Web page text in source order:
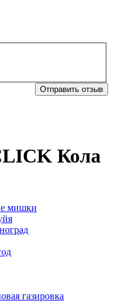
Отправить отзыв
Кола
мишки
газировка